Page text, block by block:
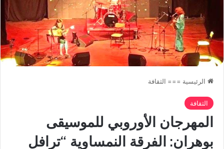
الرئيسية === الثقافة
الثقافة
المهرجان الأوروبي للموسيقى
بوهران: الفرقة النمساوية “ترافل